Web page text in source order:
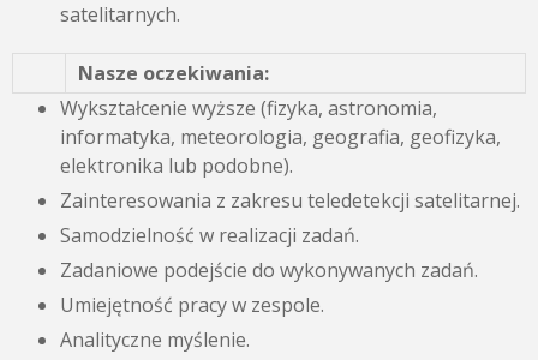
satelitarnych.
Nasze oczekiwania:
Wykształcenie wyższe (fizyka, astronomia,
informatyka, meteorologia, geografia, geofizyka,
elektronika lub podobne).
Zainteresowania z zakresu teledetekcji satelitarnej.
Samodzielność w realizacji zadań.
Zadaniowe podejście do wykonywanych zadań.
Umiejętność pracy w zespole.
Analityczne myślenie.